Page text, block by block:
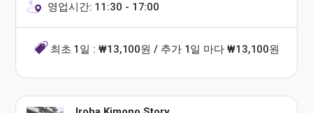
영업시간: 11:30 - 17:00
최초 1일 : ₩13,100원 / 추가 1일 마다 ₩13,100원